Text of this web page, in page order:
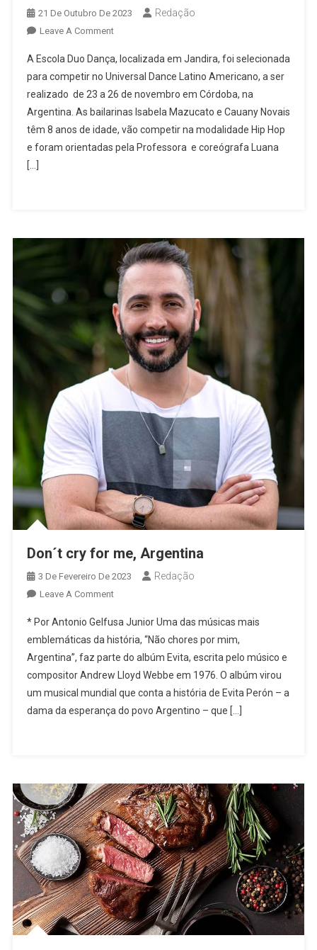
21 De Outubro De 2023 Redação
Leave A CommentOn
Duo
Dança,
De
Jandira,
É
Selecionada
Argentina
A Escola Duo Dança, localizada em Jandira, foi selecionada
para competir no Universal Dance Latino Americano, a ser
realizado de 23 a 26 de novembro em Córdoba, na
Argentina. As bailarinas Isabela Mazucato e Cauany Novais
têm 8 anos de idade, vão competir na modalidade Hip Hop
e foram orientadas pela Professora e coreógrafa Luana
[…]
Don´t cry for me, Argentina
3 De Fevereiro De 2023 Redação
Leave A CommentOn
´t
Cry
For
Me,
Argentina
* Por Antonio Gelfusa Junior Uma das músicas mais
emblemáticas da história, “Não chores por mim,
Argentina”, faz parte do albúm Evita, escrita pelo músico e
compositor Andrew Lloyd Webbe em 1976. O albúm virou
um musical mundial que conta a história de Evita Perón – a
dama da esperança do povo Argentino – que […]